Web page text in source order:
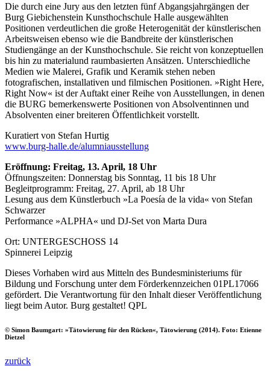
Die durch eine Jury aus den letzten fünf Abgangsjahrgängen der
Burg Giebichenstein Kunsthochschule Halle ausgewählten
Positionen verdeutlichen die große Heterogenität der künstlerischen
Arbeitsweisen ebenso wie die Bandbreite der künstlerischen
Studiengänge an der Kunsthochschule. Sie reicht von konzeptuellen
bis hin zu materialund raumbasierten Ansätzen. Unterschiedliche
Medien wie Malerei, Grafik und Keramik stehen neben
fotografischen, installativen und filmischen Positionen. »Right Here,
Right Now« ist der Auftakt einer Reihe von Ausstellungen, in denen
die BURG bemerkenswerte Positionen von Absolventinnen und
Absolventen einer breiteren Öffentlichkeit vorstellt.
Kuratiert von Stefan Hurtig
www.burg-halle.de/alumniausstellung
Eröffnung: Freitag, 13. April, 18 Uhr
Öffnungszeiten: Donnerstag bis Sonntag, 11 bis 18 Uhr
Begleitprogramm: Freitag, 27. April, ab 18 Uhr
Lesung aus dem Künstlerbuch »La Poesía de la vida« von Stefan
Schwarzer
Performance »ALPHA« und DJ-Set von Marta Dura
Ort: UNTERGESCHOSS 14
Spinnerei Leipzig
Dieses Vorhaben wird aus Mitteln des Bundesministeriums für
Bildung und Forschung unter dem Förderkennzeichen 01PL17066
gefördert. Die Verantwortung für den Inhalt dieser Veröffentlichung
liegt beim Autor. Burg gestaltet! QPL
© Simon Baumgart: »Tätowierung für den Rücken«, Tätowierung (2014). Foto: Etienne
Dietzel
zurück